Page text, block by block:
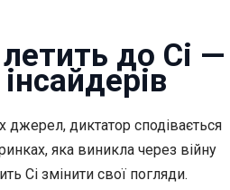
до Сі —
джерел, диктатор сподівається
яка виникла через війну
Сі змінити свої погляди.